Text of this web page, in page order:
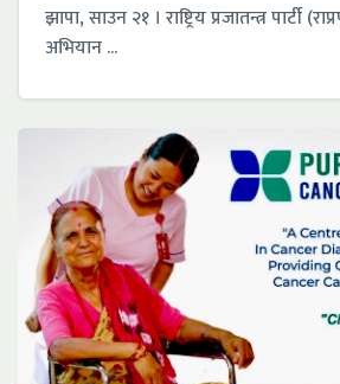
झापा, साउन २१ । राष्ट्रिय प्रजातन्त्र पार्टी
अभियान ...